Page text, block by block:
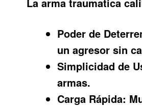
Poder de
un agresor sin
Simplicidad de
armas.
Carga Rápida: